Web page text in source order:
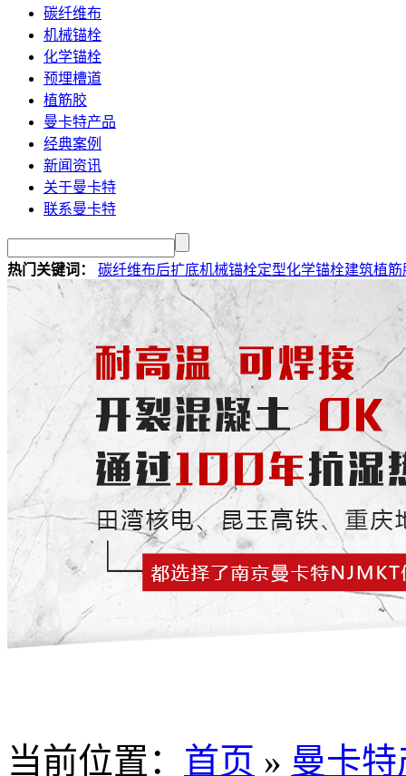
碳纤维布
机械锚栓
化学锚栓
预埋槽道
植筋胶
曼卡特产品
经典案例
新闻资讯
关于曼卡特
联系曼卡特
热门关键词： 碳纤维布后扩底机械锚栓定型化学锚栓建筑植筋
当前位置： 首页 » 曼卡